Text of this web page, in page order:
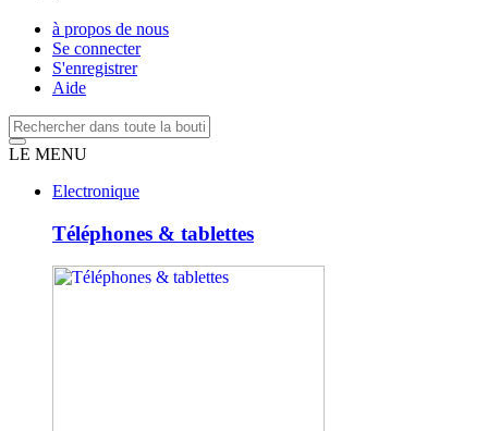
à propos de nous
Se connecter
S'enregistrer
Aide
LE MENU
Electronique
Téléphones & tablettes